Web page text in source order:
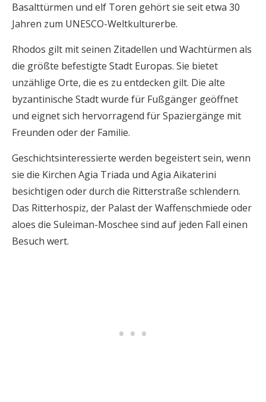
Basalttürmen und elf Toren gehört sie seit etwa 30
Jahren zum UNESCO-Weltkulturerbe.
Rhodos gilt mit seinen Zitadellen und Wachtürmen als
die größte befestigte Stadt Europas. Sie bietet
unzählige Orte, die es zu entdecken gilt. Die alte
byzantinische Stadt wurde für Fußgänger geöffnet
und eignet sich hervorragend für Spaziergänge mit
Freunden oder der Familie.
Geschichtsinteressierte werden begeistert sein, wenn
sie die Kirchen Agia Triada und Agia Aikaterini
besichtigen oder durch die Ritterstraße schlendern.
Das Ritterhospiz, der Palast der Waffenschmiede oder
aloes die Suleiman-Moschee sind auf jeden Fall einen
Besuch wert.